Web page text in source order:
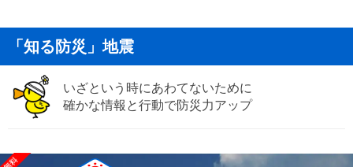
「知る防災」地震
いざという時にあわてないために
確かな情報と行動で防災力アップ